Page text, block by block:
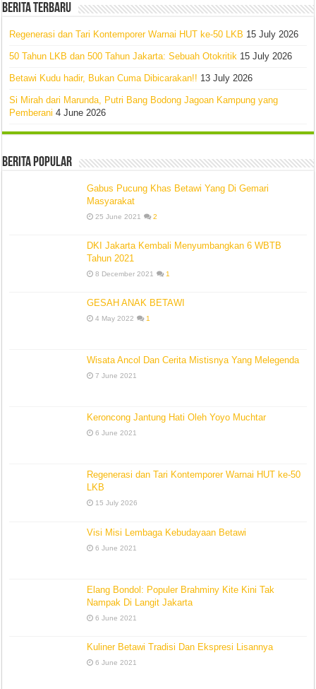
Berita Terbaru
Regenerasi dan Tari Kontemporer Warnai HUT ke-50 LKB 15 July 2026
50 Tahun LKB dan 500 Tahun Jakarta: Sebuah Otokritik 15 July 2026
Betawi Kudu hadir, Bukan Cuma Dibicarakan!! 13 July 2026
Si Mirah dari Marunda, Putri Bang Bodong Jagoan Kampung yang
Pemberani 4 June 2026
Berita Popular
Gabus Pucung Khas Betawi Yang Di Gemari
Masyarakat
25 June 2021 2
DKI Jakarta Kembali Menyumbangkan 6 WBTB
Tahun 2021
8 December 2021 1
GESAH ANAK BETAWI
4 May 2022 1
Wisata Ancol Dan Cerita Mistisnya Yang Melegenda
7 June 2021
Keroncong Jantung Hati Oleh Yoyo Muchtar
6 June 2021
Regenerasi dan Tari Kontemporer Warnai HUT ke-50
LKB
15 July 2026
Visi Misi Lembaga Kebudayaan Betawi
6 June 2021
Elang Bondol: Populer Brahminy Kite Kini Tak
Nampak Di Langit Jakarta
6 June 2021
Kuliner Betawi Tradisi Dan Ekspresi Lisannya
6 June 2021